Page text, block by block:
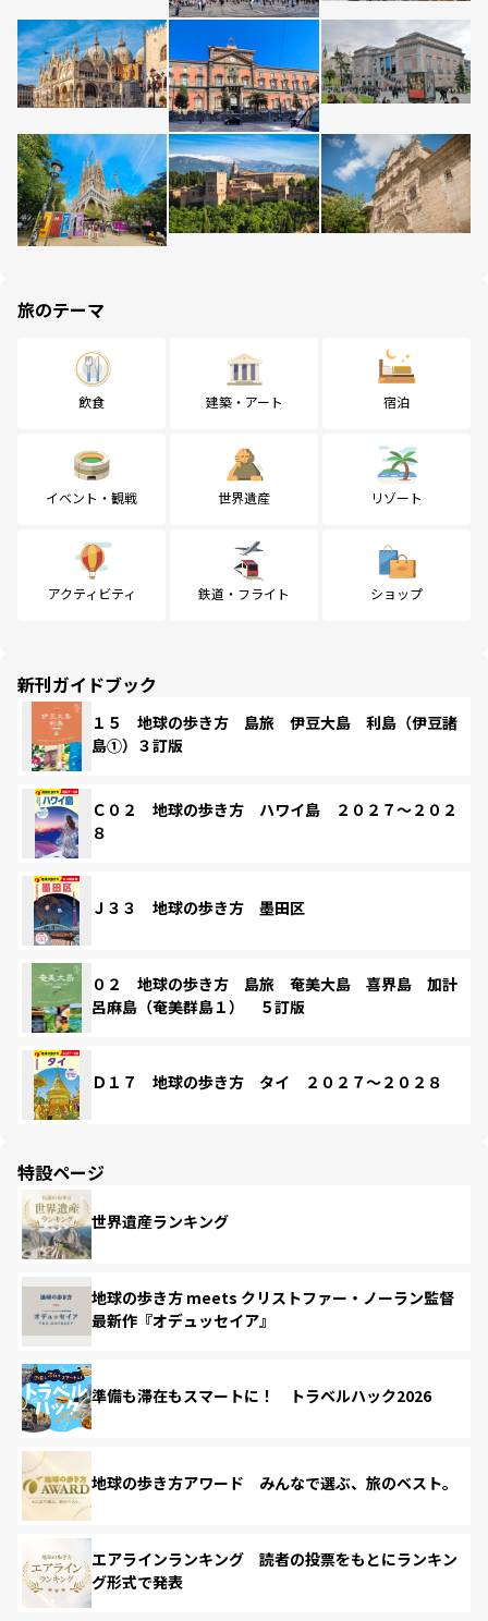
旅のテーマ
飲食 建築・アート 宿泊
イベント・観戦 世界遺産 リゾート
アクティビティ 鉄道・フライト ショップ
新刊ガイドブック
１５ 地球の歩き方 島旅 伊豆大島 利島（伊豆諸
島①）３訂版
Ｃ０２ 地球の歩き方 ハワイ島 ２０２７～２０２
８
Ｊ３３ 地球の歩き方 墨田区
０２ 地球の歩き方 島旅 奄美大島 喜界島 加計
呂麻島（奄美群島１） ５訂版
Ｄ１７ 地球の歩き方 タイ ２０２７～２０２８
特設ページ
世界遺産ランキング
地球の歩き方 meets クリストファー・ノーラン監督
最新作『オデュッセイア』
準備も滞在もスマートに！ トラベルハック2026
地球の歩き方アワード みんなで選ぶ、旅のベスト。
エアラインランキング 読者の投票をもとにランキン
グ形式で発表